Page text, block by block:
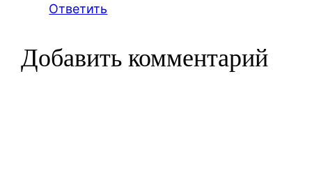
Ответить
Добавить комментарий